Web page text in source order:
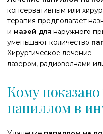
консервативным или
терапия предполагает
и мазей для наружного
уменьшают количество
Хирургическое лечение —
лазером, радиоволнами
Кому показано
папиллом в